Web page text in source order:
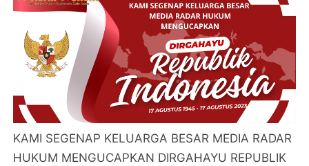
KAMI SEGENAP KELUARGA BESAR MEDIA RADAR
HUKUM MENGUCAPKAN DIRGAHAYU REPUBLIK